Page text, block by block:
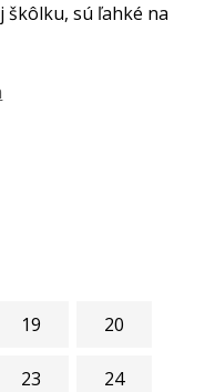
škôlku, sú ľahké na
19 20
23 24